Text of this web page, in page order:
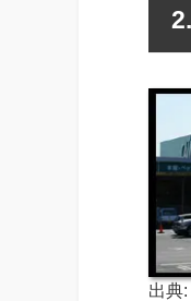
出典: